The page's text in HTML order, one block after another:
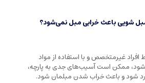
شویی باعث خرابی مبل نمی‌شود؟
غیرمتخصص و با استفاده از مواد
شود، ممکن است آسیب‌های جدی به پارچه،
شود و باعث خراب شدن مبلمان شود.